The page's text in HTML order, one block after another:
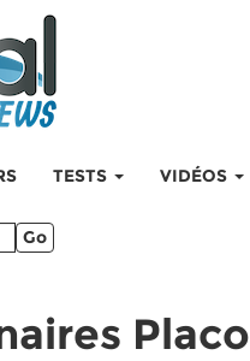
TESTS VIDÉOS
Go